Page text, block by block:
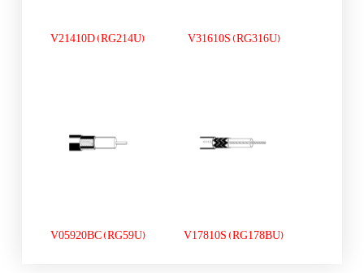
V31610S (RG316U)
V21410D (RG214U)
V17810S (RG178BU)
V05920BC (RG59U)